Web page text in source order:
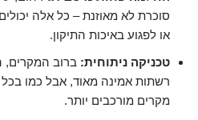
סוכרת לא מאוזנת – כל אלה
או לפגוע באיכות התיקון.
טכניקה ניתוחית: ברוב המקרים,
רשתות אמינה מאוד, אבל כמו בכל
מקרים מורכבים יותר.